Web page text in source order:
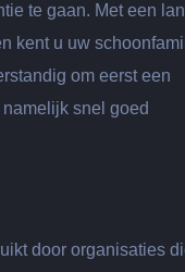
te gaan. Met een
kent u uw
om eerst een
snel goed
door organisaties